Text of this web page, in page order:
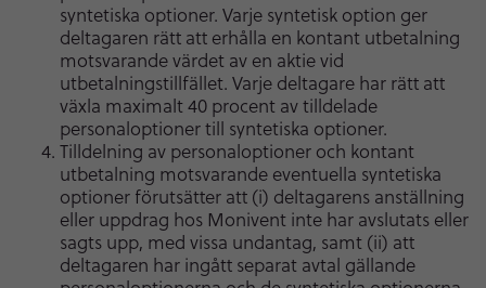
syntetiska optioner. Varje syntetisk option ger
deltagaren rätt att erhålla en kontant utbetalning
motsvarande värdet av en aktie vid
utbetalningstillfället. Varje deltagare har rätt att
växla maximalt 40 procent av tilldelade
personaloptioner till syntetiska optioner.
Tilldelning av personaloptioner och kontant
utbetalning motsvarande eventuella syntetiska
optioner förutsätter att (i) deltagarens anställning
eller uppdrag hos Monivent inte har avslutats eller
sagts upp, med vissa undantag, samt (ii) att
deltagaren har ingått separat avtal gällande